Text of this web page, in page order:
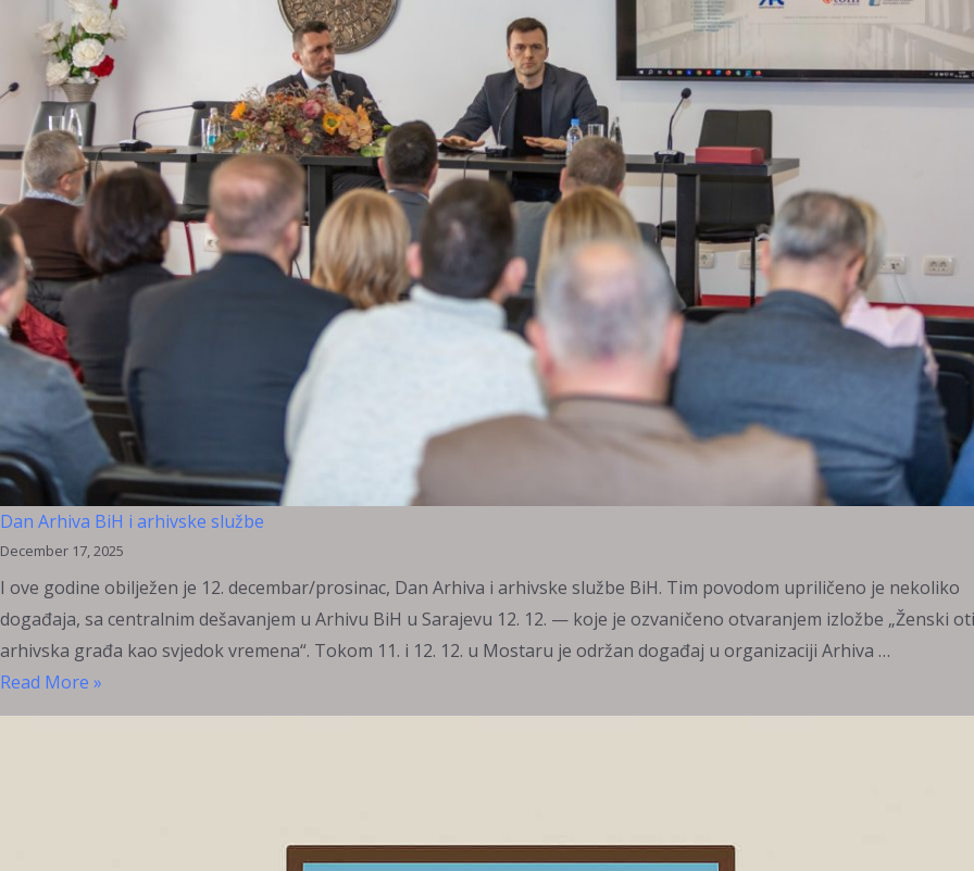
Dan Arhiva BiH i arhivske službe
December 17, 2025
I ove godine obilježen je 12. decembar/prosinac, Dan Arhiva i arhivske službe BiH. Tim povodom upriličeno je nekoliko
događaja, sa centralnim dešavanjem u Arhivu BiH u Sarajevu 12. 12. — koje je ozvaničeno otvaranjem izložbe „Ženski
arhivska građa kao svjedok vremena“. Tokom 11. i 12. 12. u Mostaru je održan događaj u organizaciji Arhiva …
Dan
Arhiva
Read More »